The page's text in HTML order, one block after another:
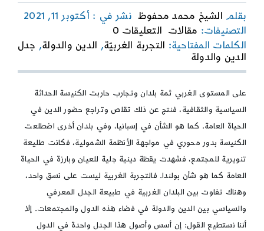
بقلم الشيخ محمد محفوظ نشر في : أكتوبر 11, 2021
التصنيفات: مقالات التعليقات 0
جدل
الدين
التجربة
الغربية
الكلمات المفتاحية: التجربة الغربيّة, الدين والدولة, جدل
الدين والدولة
على المستوى الغربي ثمة بلدان وتجارب حاربت الكنيسة الحداثة
السياسية والثقافية، فنتج عن ذلك تقلص وتراجع حضور الدين في
الحياة العامة. كما هو الشأن في إسبانيا، وفي بلدان أخرى اضطلعت
الكنيسة بدور محوري في مواجهة الأنظمة الشمولية، فكانت طليعة
تنويرية للمجتمع، فشهدت يقظة دينية جلية للعيان وبارزة في الحياة
العامة كما هو شأن بولندا. فالتجربة الغربية ليست على نسق واحد،
وهناك تفاوت بين البلدان الغربية في طبيعة الجدل المعرفي
والسياسي بين الدين والدولة في فضاء هذه الدول والمجتمعات. إلا
أننا نستطيع القول: إن أسس وأصول هذا الجدل واحدة في الدول